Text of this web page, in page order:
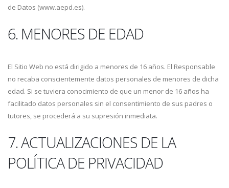
de Datos (www.aepd.es).
6. MENORES DE EDAD
El Sitio Web no está dirigido a menores de 16 años. El Responsable
no recaba conscientemente datos personales de menores de dicha
edad. Si se tuviera conocimiento de que un menor de 16 años ha
facilitado datos personales sin el consentimiento de sus padres o
tutores, se procederá a su supresión inmediata.
7. ACTUALIZACIONES DE LA
POLÍTICA DE PRIVACIDAD